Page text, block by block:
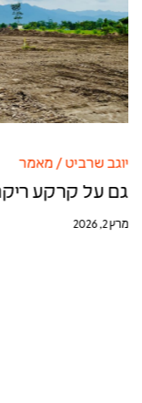
יוגב שרביט / מאמר
גם על קרקע
מרץ 2, 2026